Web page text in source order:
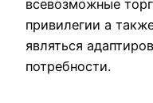
всевозможные
привилегии а
являться
потребности.